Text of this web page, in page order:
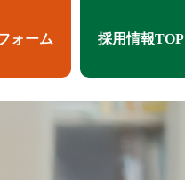
ォーム 採用情報TOP